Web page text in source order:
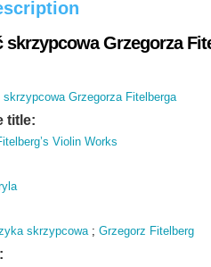
skrzypcowa Grzegorza
skrzypcowa Grzegorza Fitelberga
title:
Violin Works
skrzypcowa;Grzegorz Fitelberg